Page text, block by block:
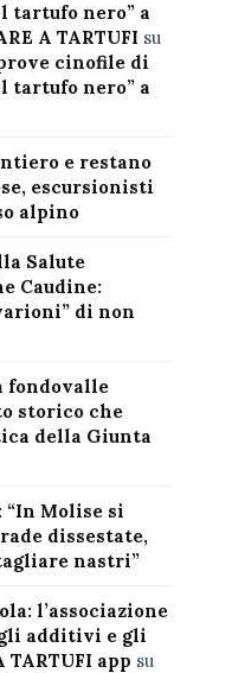
tartufo nero” a
A TARTUFI su
cinofile di
tartufo nero” a
e restano
escursionisti
alpino
Salute
Caudine:
di non
fondovalle
storico che
della Giunta
“In Molise si
dissestate,
nastri”
l’associazione
gli additivi e gli
app su